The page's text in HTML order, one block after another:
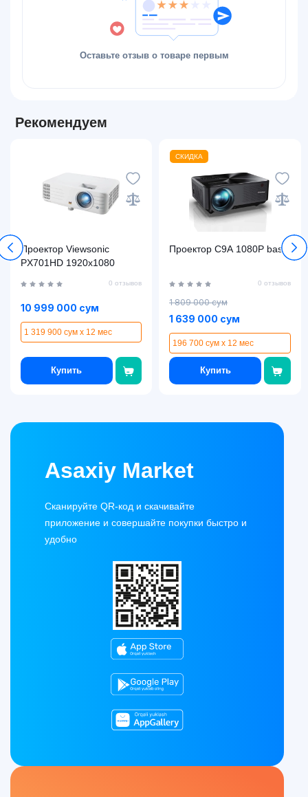
Оставьте отзыв о товаре первым
Рекомендуем
Проектор Viewsonic
PX701HD 1920x1080
0 отзывов
10 999 000 сум
1 319 900 сум x 12 мес
Купить
СКИДКА
Проектор C9A 1080P basic
0 отзывов
1 809 000 сум
1 639 000 сум
196 700 сум x 12 мес
Купить
Asaxiy Market
Сканируйте QR-код и скачивайте
приложение и совершайте покупки быстро и
удобно